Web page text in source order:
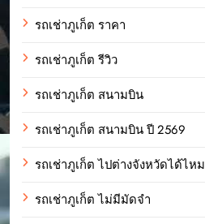
รถเช่าภูเก็ต ราคา
รถเช่าภูเก็ต รีวิว
รถเช่าภูเก็ต สนามบิน
รถเช่าภูเก็ต สนามบิน ปี 2569
รถเช่าภูเก็ต ไปต่างจังหวัดได้ไหม
รถเช่าภูเก็ต ไม่มีมัดจำ